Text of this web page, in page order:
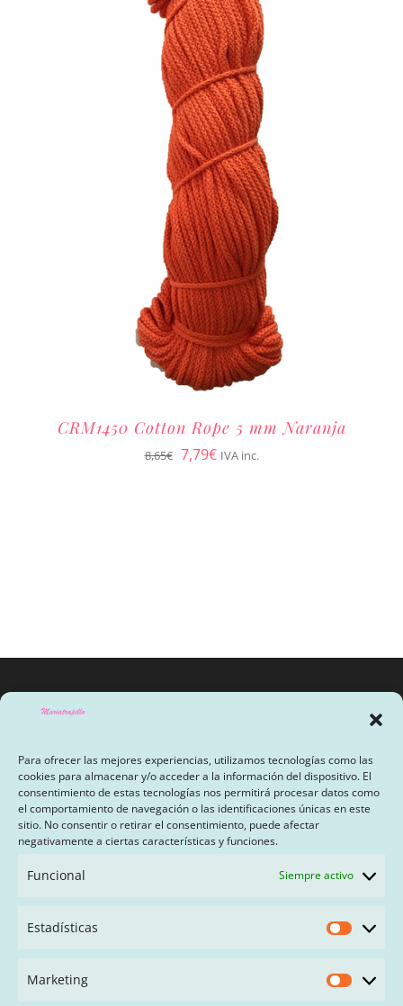
Para ofrecer las mejores experiencias, utilizamos tecnologías como las
cookies para almacenar y/o acceder a la información del dispositivo. El
consentimiento de estas tecnologías nos permitirá procesar datos como
el comportamiento de navegación o las identificaciones únicas en este
sitio. No consentir o retirar el consentimiento, puede afectar
negativamente a ciertas características y funciones.
Funcional Siempre activo
Estadísticas
Marketing
CRM1450 Cotton Rope 5 mm Naranja
8,65€ El
7,79€ElIVA inc.
AVISO LEGAL Y POLÍTICA DE PRIVACIDAD
PAGO CON SEQURA